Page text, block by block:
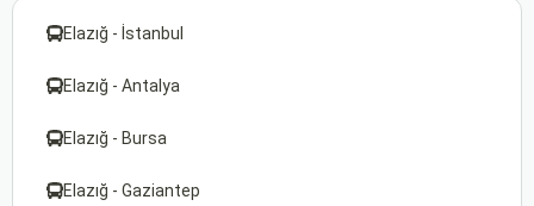
Elazığ - İstanbul
Elazığ - Antalya
Elazığ - Bursa
Elazığ - Gaziantep